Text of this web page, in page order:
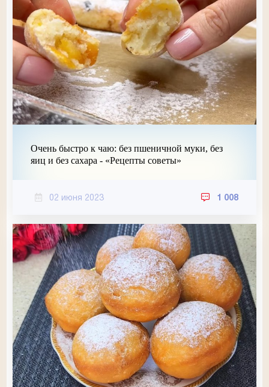
Очень быстро к чаю: без пшеничной муки, без
яиц и без сахара - «Рецепты советы»
02 июня 2023 1 008